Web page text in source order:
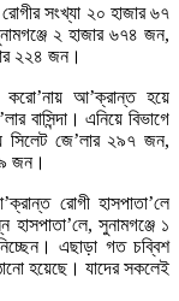
সংখ্যা ২০ হাজার ৬৭
২ হাজার ৬৭৪ জন,
২২৪ জন।
আ’ক্রান্ত হয়ে
বাসিন্দা। এনিয়ে বিভাগে
জে’লার ২৯৭ জন,
জন।
রোগী হাসপাতা’লে
হাসপাতা’লে, সুনামগঞ্জে ১
এছাড়া গত চব্বিশ
হয়েছে। যাদের সকলেই